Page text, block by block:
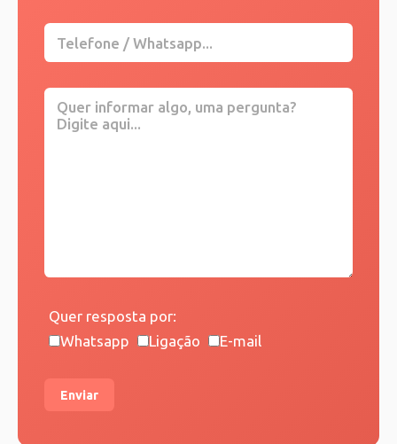
Quer resposta por:
Whatsapp
Ligação E-mail
Enviar